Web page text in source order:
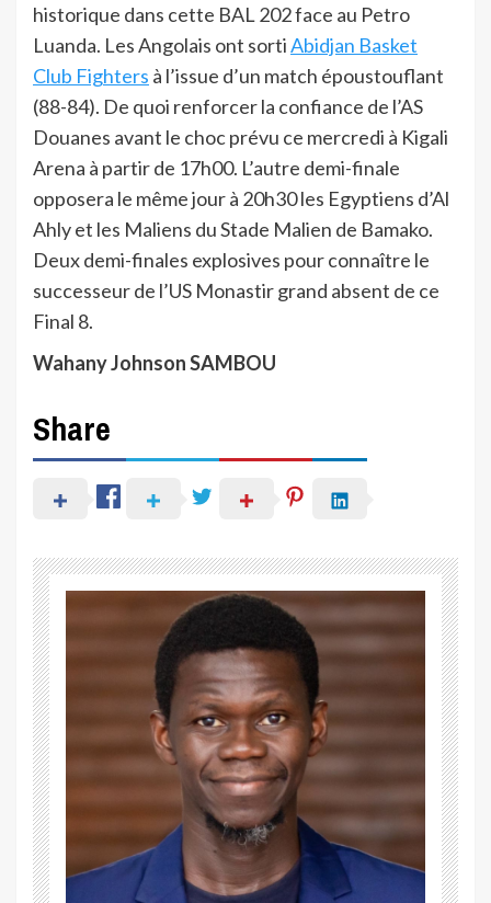
historique dans cette BAL 202 face au Petro
Luanda. Les Angolais ont sortiAbidjan Basket
Club Fighters à l’issue d’un match époustouflant
(88-84). De quoi renforcer la confiance de l’AS
Douanes avant le choc prévu ce mercredi à Kigali
Arena à partir de 17h00. L’autre demi-finale
opposera le même jour à 20h30 les Egyptiens d’Al
Ahly et les Maliens du Stade Malien de Bamako.
Deux demi-finales explosives pour connaître le
successeur de l’US Monastir grand absent de ce
Final 8.
Wahany Johnson SAMBOU
Share